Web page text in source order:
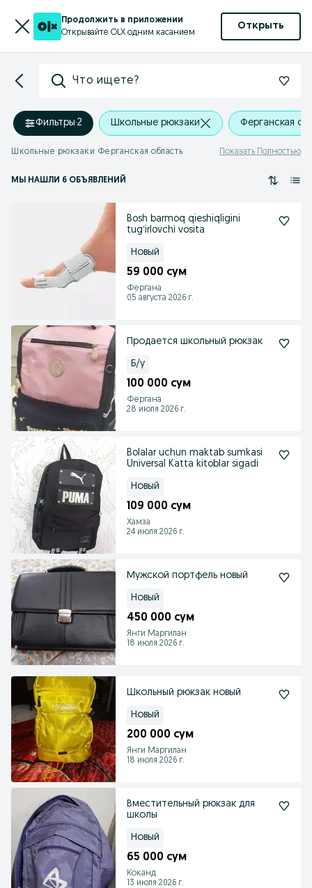
Продолжить в приложении
Открывайте OLX одним касанием
Открыть
Что ищете?
Фильтры·2 Школьные рюкзаки Ферганская
Школьные рюкзаки Ферганская область Показать Полностью
МЫ НАШЛИ 6 ОБЪЯВЛЕНИЙ
Bosh barmoq qieshiqligini
tugʻirlovchi vosita
Новый
59 000 сум
Фергана
05 августа 2026 г.
Продается школьный рюкзак
Б/у
100 000 сум
Фергана
28 июля 2026 г.
Bolalar uchun maktab sumkasi
Universal Katta kitoblar sigadi
Новый
109 000 сум
Хамза
24 июля 2026 г.
Мужской портфель новый
Новый
450 000 сум
Янги Маргилан
18 июля 2026 г.
Школьный рюкзак новый
Новый
200 000 сум
Янги Маргилан
18 июля 2026 г.
Вместительный рюкзак для
школы
Новый
65 000 сум
Коканд
13 июля 2026 г.